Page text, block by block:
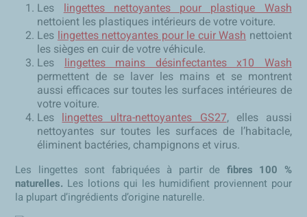
Les lingettes nettoyantes pour plastique Wash
nettoient les plastiques intérieurs de votre voiture.
Les lingettes nettoyantes pour le cuir Wash nettoient
les sièges en cuir de votre véhicule.
Les lingettes mains désinfectantes x10 Wash
permettent de se laver les mains et se montrent
aussi efficaces sur toutes les surfaces intérieures de
votre voiture.
Les lingettes ultra-nettoyantes GS27, elles aussi
nettoyantes sur toutes les surfaces de l’habitacle,
éliminent bactéries, champignons et virus.
Les lingettes sont fabriquées à partir de fibres 100 %
naturelles. Les lotions qui les humidifient proviennent pour
la plupart d’ingrédients d’origine naturelle.